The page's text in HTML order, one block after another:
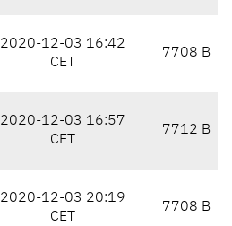
2020-12-03 16:42
CET
7708 B
2020-12-03 16:57
CET
7712 B
2020-12-03 20:19
CET
7708 B